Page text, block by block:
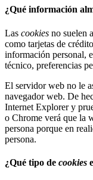
¿Qué información
Las cookies no suelen
como tarjetas de
información personal,
técnico, preferencias
El servidor web no le
navegador web. De
Internet Explorer y
o Chrome verá que la
persona porque en
persona.
¿Qué tipo de cookies